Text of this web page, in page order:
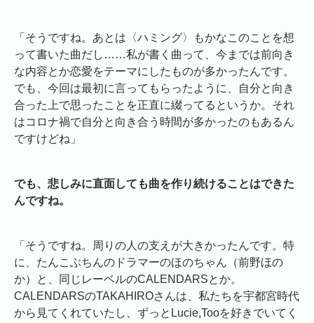
「そうですね。あとは〈ハミング〉もかなこのことを想
って書いた曲だし……私が書く曲って、今までは前向き
な内容とか恋愛をテーマにしたものが多かったんです。
でも、今回は最初に言ってもらったように、自分と向き
合った上で思ったことを正直に綴ってるというか。それ
はコロナ禍で自分と向き合う時間が多かったのもあるん
ですけどね」
でも、悲しみに直面しても曲を作り続けることはできた
んですね。
「そうですね。周りの人の支えが大きかったんです。特
に、たんこぶちんのドラマーのほのちゃん（前野ほの
か）と、同じレーベルのCALENDARSとか。
CALENDARSのTAKAHIROさんは、私たちを宇都宮時代
から見てくれていたし、ずっとLucie,Tooを好きでいてく